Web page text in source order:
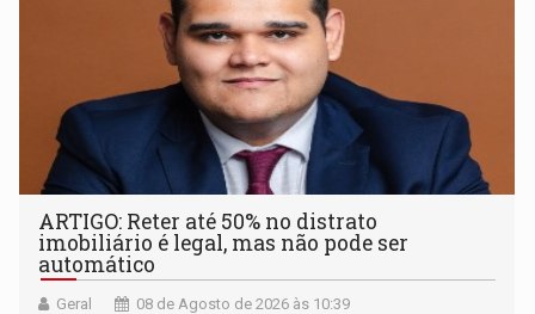
ARTIGO: Reter até 50% no distrato
imobiliário é legal, mas não pode ser
automático
Geral 08 de Agosto de 2026 às 10:39